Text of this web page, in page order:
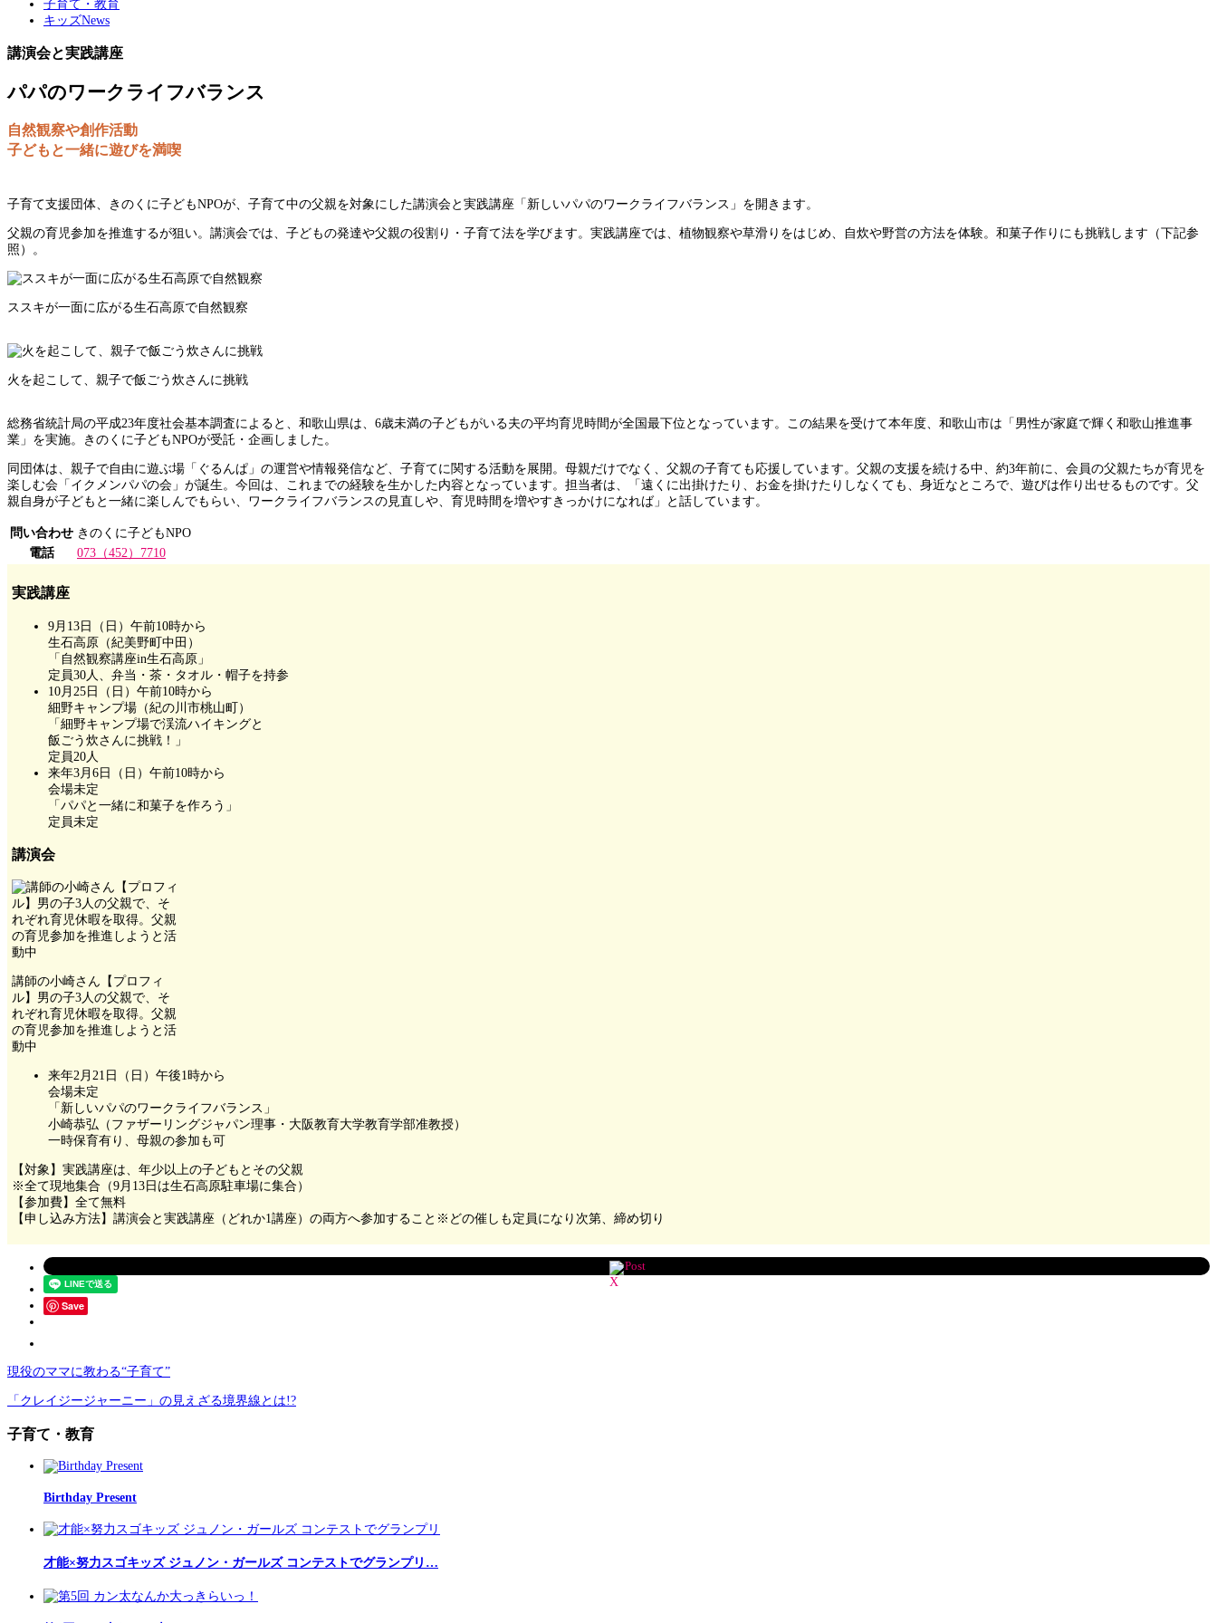
子育て・教育
キッズNews
講演会と実践講座
パパのワークライフバランス
自然観察や創作活動
子どもと一緒に遊びを満喫
子育て支援団体、きのくに子どもNPOが、子育て中の父親を対象にした講演会と実践講座「新しいパパのワークライフバランス」を開きます。
父親の育児参加を推進するが狙い。講演会では、子どもの発達や父親の役割り・子育て法を学びます。実践講座では、植物観察や草滑りをはじめ、自炊や野営の方法を体験。和菓子作りにも挑戦します（下記参
照）。
ススキが一面に広がる生石高原で自然観察
火を起こして、親子で飯ごう炊さんに挑戦
総務省統計局の平成23年度社会基本調査によると、和歌山県は、6歳未満の子どもがいる夫の平均育児時間が全国最下位となっています。この結果を受けて本年度、和歌山市は「男性が家庭で輝く和歌山推進事
業」を実施。きのくに子どもNPOが受託・企画しました。
同団体は、親子で自由に遊ぶ場「ぐるんぱ」の運営や情報発信など、子育てに関する活動を展開。母親だけでなく、父親の子育ても応援しています。父親の支援を続ける中、約3年前に、会員の父親たちが育児を
楽しむ会「イクメンパパの会」が誕生。今回は、これまでの経験を生かした内容となっています。担当者は、「遠くに出掛けたり、お金を掛けたりしなくても、身近なところで、遊びは作り出せるものです。父
親自身が子どもと一緒に楽しんでもらい、ワークライフバランスの見直しや、育児時間を増やすきっかけになれば」と話しています。
問い合わせ きのくに子どもNPO
電話
073（452）7710
実践講座
9月13日（日）午前10時から
生石高原（紀美野町中田）
「自然観察講座in生石高原」
定員30人、弁当・茶・タオル・帽子を持参
10月25日（日）午前10時から
細野キャンプ場（紀の川市桃山町）
「細野キャンプ場で渓流ハイキングと
飯ごう炊さんに挑戦！」
定員20人
来年3月6日（日）午前10時から
会場未定
「パパと一緒に和菓子を作ろう」
定員未定
講演会
講師の小崎さん【プロフィ
ル】男の子3人の父親で、そ
れぞれ育児休暇を取得。父親
の育児参加を推進しようと活
動中
来年2月21日（日）午後1時から
会場未定
「新しいパパのワークライフバランス」
小崎恭弘（ファザーリングジャパン理事・大阪教育大学教育学部准教授）
一時保育有り、母親の参加も可
【対象】実践講座は、年少以上の子どもとその父親
※全て現地集合（9月13日は生石高原駐車場に集合）
【参加費】全て無料
【申し込み方法】講演会と実践講座（どれか1講座）の両方へ参加すること※どの催しも定員になり次第、締め切り
Post
Save
現役のママに教わる“子育て”
「クレイジージャーニー」の見えざる境界線とは!?
子育て・教育
Birthday Present
才能×努力スゴキッズ ジュノン・ガールズ コンテストでグランプリ…